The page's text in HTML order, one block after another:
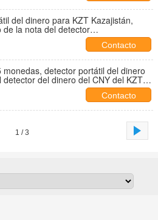
del dinero para KZT Kazajistán,
de la nota del detector
de la moneda de la TA IR de MG
de 4 direcciones Contacto
monedas, detector portátil del dinero
detector del dinero del CNY del KZT
Contacto
1 / 3